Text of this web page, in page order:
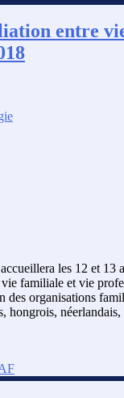
entre
les 12 et 13
familiale et vie
organisations
hongrois, néerlandais,